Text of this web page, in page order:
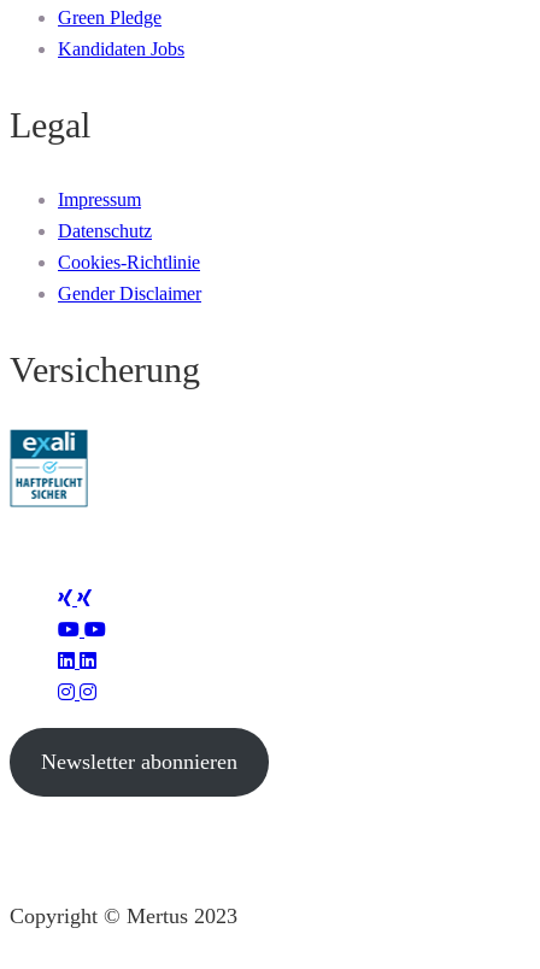
Green Pledge
Kandidaten Jobs
Legal
Impressum
Datenschutz
Cookies-Richtlinie
Gender Disclaimer
Versicherung
Newsletter abonnieren
Copyright © Mertus 2023